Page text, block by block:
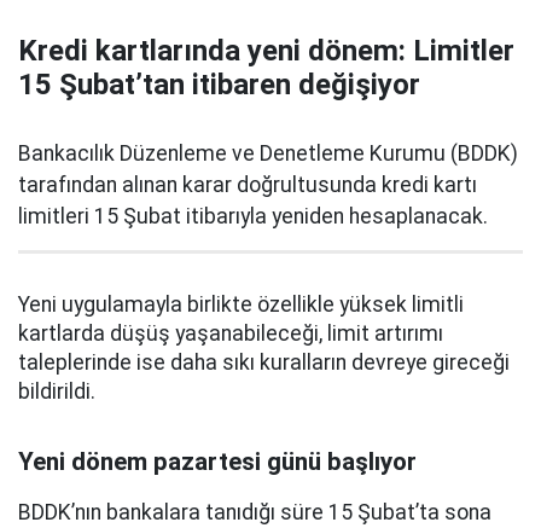
Kredi kartlarında yeni dönem: Limitler
15 Şubat’tan itibaren değişiyor
Bankacılık Düzenleme ve Denetleme Kurumu (BDDK)
tarafından alınan karar doğrultusunda kredi kartı
limitleri 15 Şubat itibarıyla yeniden hesaplanacak.
Yeni uygulamayla birlikte özellikle yüksek limitli
kartlarda düşüş yaşanabileceği, limit artırımı
taleplerinde ise daha sıkı kuralların devreye gireceği
bildirildi.
Yeni dönem pazartesi günü başlıyor
BDDK’nın bankalara tanıdığı süre 15 Şubat’ta sona